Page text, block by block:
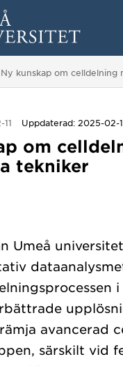
innehållet
Du är här:
Ny kunskap om celldelning
Uppdaterad: 2025-02-
om
tekniker
Umeå
i
avancerad
särskilt vid